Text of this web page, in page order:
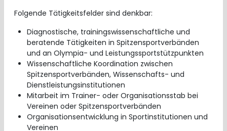
Folgende Tätigkeitsfelder sind denkbar:
Diagnostische, trainingswissenschaftliche und
beratende Tätigkeiten in Spitzensportverbänden
und an Olympia- und Leistungssportstützpunkten
Wissenschaftliche Koordination zwischen
Spitzensportverbänden, Wissenschafts- und
Dienstleistungsinstitutionen
Mitarbeit im Trainer- oder Organisationsstab bei
Vereinen oder Spitzensportverbänden
Organisationsentwicklung in Sportinstitutionen und
Vereinen